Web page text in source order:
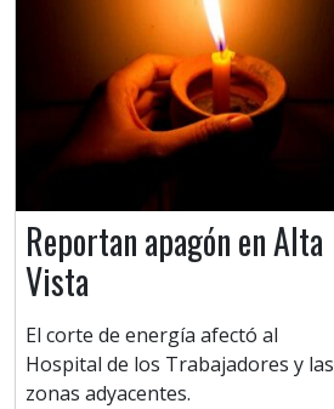
Reportan apagón en Alta
Vista
El corte de energía afectó al
Hospital de los Trabajadores y las
zonas adyacentes.